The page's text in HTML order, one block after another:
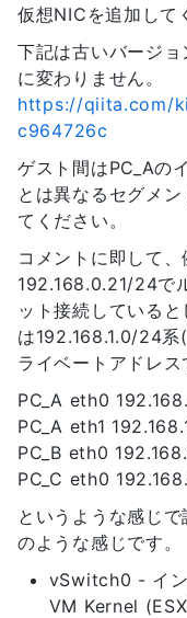
仮想NICを追加して
下記は古いバージ
に変わりません。
https://qiita.com/
c964726c
ゲスト間はPC_Aの
とは異なるセグメ
てください。
コメントに即して
192.168.0.21/24で
ット接続している
は192.168.1.0/24
ライベートアドレス
PC_A eth0
PC_A eth1
PC_B eth0
PC_C eth0
というような感じ
のような感じです。
vSwitch0 - イン
VM Kernel